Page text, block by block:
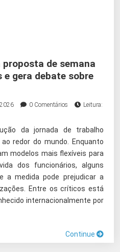
proposta de semana
e gera debate sobre
0 Comentários
Leitura:
da jornada de trabalho
redor do mundo. Enquanto
modelos mais flexíveis para
dos funcionários, alguns
a medida pode prejudicar a
Entre os críticos está
internacionalmente por
Continue